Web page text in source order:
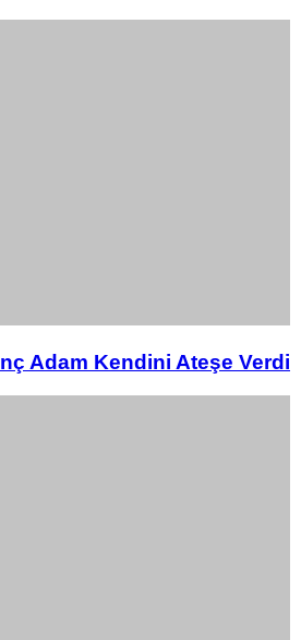
Adam Kendini Ateşe Verdi